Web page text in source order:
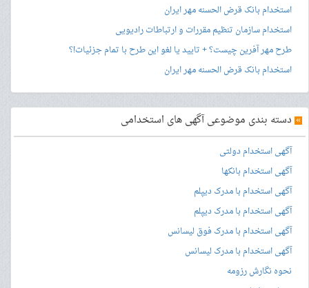
استخدام بانک قرض الحسنه مهر ایران
استخدام سازمان تنظیم مقررات و ارتباطات رادیویی
طرح مهر آفرین چیست؟ + تایید یا لغو این طرح با تمام جزئیات!؟
استخدام بانک قرض الحسنه مهر ایران
» دسته بندی موضوعی آگهی های استخدامی
آگهی استخدام دولتی
آگهی استخدام بانکها
آگهی استخدام با مدرک دیپلم
آگهی استخدام با مدرک دیپلم
آگهی استخدام با مدرک فوق لیسانس
آگهی استخدام با مدرک لیسانس
نحوه نگارش رزومه